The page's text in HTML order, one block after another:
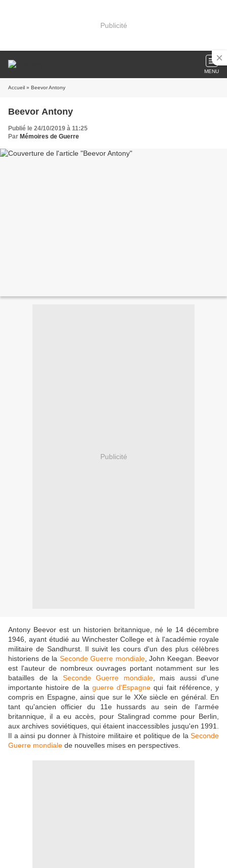
Publicité
MENU
Accueil » Beevor Antony
Beevor Antony
Publié le 24/10/2019 à 11:25
Par Mémoires de Guerre
Publicité
Antony Beevor est un historien britannique, né le 14 décembre
1946, ayant étudié au Winchester College et à l'académie royale
militaire de Sandhurst. Il suivit les cours d'un des plus célèbres
historiens de la Seconde Guerre mondiale, John Keegan. Beevor
est l'auteur de nombreux ouvrages portant notamment sur les
batailles de la Seconde Guerre mondiale, mais aussi d'une
importante histoire de la guerre d'Espagne qui fait référence, y
compris en Espagne, ainsi que sur le XXe siècle en général. En
tant qu'ancien officier du 11e hussards au sein de l'armée
britannique, il a eu accès, pour Stalingrad comme pour Berlin,
aux archives soviétiques, qui étaient inaccessibles jusqu'en 1991.
Il a ainsi pu donner à l'histoire militaire et politique de la Seconde
Guerre mondiale de nouvelles mises en perspectives.